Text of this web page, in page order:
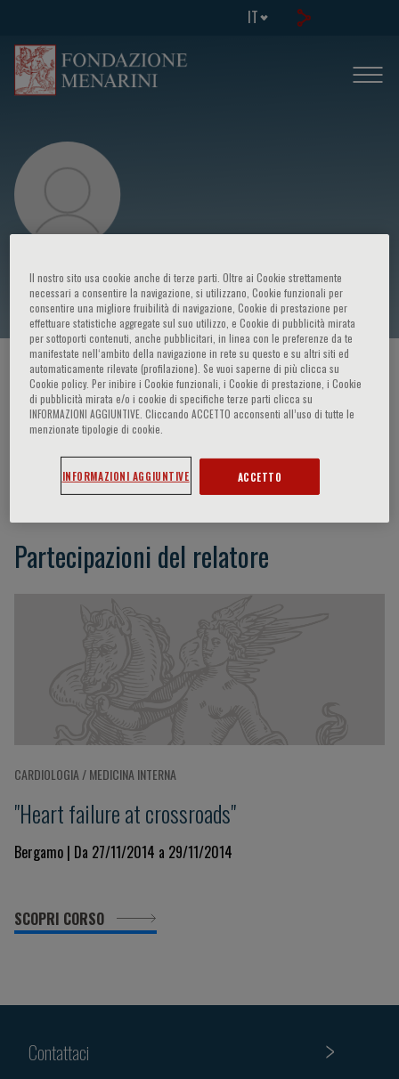
IT
Claudia Vittori
HOME PAGE / CORSI ED EVENTI / RELATORE
Claudia Vittori
Partecipazioni del relatore
CARDIOLOGIA / MEDICINA INTERNA
"Heart failure at crossroads"
Bergamo | Da 27/11/2014 a 29/11/2014
SCOPRI CORSO
Contattaci
Il nostro sito usa cookie anche di terze parti. Oltre ai Cookie strettamente
necessari a consentire la navigazione, si utilizzano, Cookie funzionali per
consentire una migliore fruibilità di navigazione, Cookie di prestazione per
effettuare statistiche aggregate sul suo utilizzo, e Cookie di pubblicità mirata
per sottoporti contenuti, anche pubblicitari, in linea con le preferenze da te
manifestate nell‘ambito della navigazione in rete su questo e su altri siti ed
automaticamente rilevate (profilazione). Se vuoi saperne di più clicca su
Cookie policy. Per inibire i Cookie funzionali, i Cookie di prestazione, i Cookie
di pubblicità mirata e/o i cookie di specifiche terze parti clicca su
INFORMAZIONI AGGIUNTIVE. Cliccando ACCETTO acconsenti all’uso di tutte le
menzionate tipologie di cookie.
INFORMAZIONI AGGIUNTIVE ACCETTO